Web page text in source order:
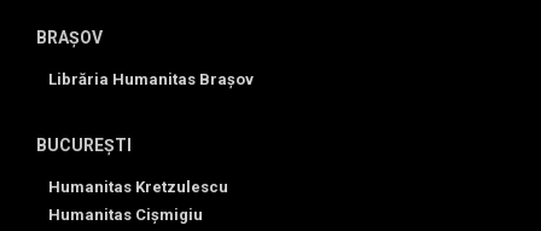
BRAȘOV
Librăria Humanitas Brașov
BUCUREȘTI
Humanitas Kretzulescu
Humanitas Cișmigiu